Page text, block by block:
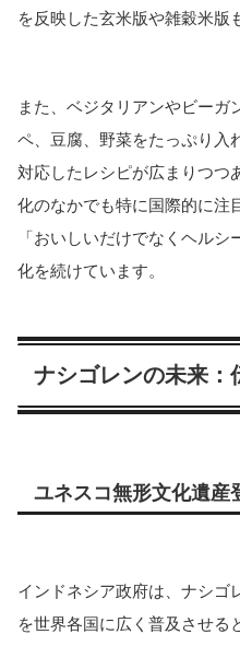
を反映した玄米版や雑穀米版
また、ベジタリアンやビーガ
ペ、豆腐、野菜をたっぷり入
対応したレシピが広まりつつ
化のなかでも特に国際的に注
「おいしいだけでなくヘル
化を続けています。
ナシゴレンの未来：
ユネスコ無形文化遺産
インドネシア政府は、ナシゴ
を世界各国に広く普及させる